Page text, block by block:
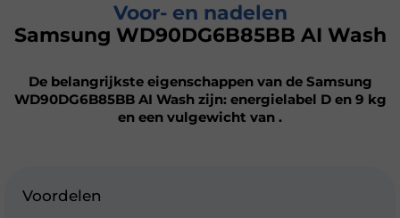
Voor- en nadelen
Samsung WD90DG6B85BB AI Wash
De belangrijkste eigenschappen van de Samsung
WD90DG6B85BB AI Wash zijn: energielabel D en 9 kg
en een vulgewicht van .
Voordelen